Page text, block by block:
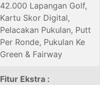
42.000 Lapangan Golf,
Kartu Skor Digital,
Pelacakan Pukulan, Putt
Per Ronde, Pukulan Ke
Green & Fairway
Fitur Ekstra :